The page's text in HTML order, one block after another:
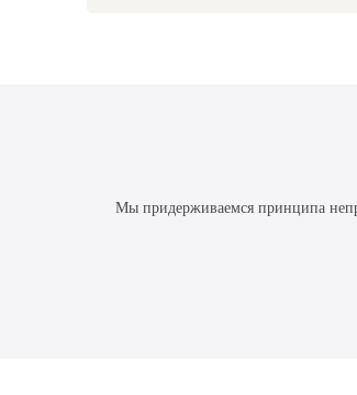
Мы придерживаемся принципа